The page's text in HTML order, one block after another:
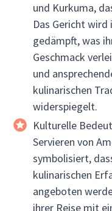
und Kurkuma,
Das Gericht
gedämpft, was
Geschmack
und
kulinarischen
widerspiegelt.
Kulturelle
Servieren von
symbolisiert,
kulinarischen
angeboten
ihrer Reise mit